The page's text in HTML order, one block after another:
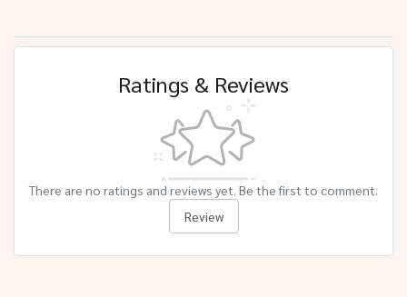
Ratings & Reviews
There are no ratings and reviews yet. Be the first to comment.
Review